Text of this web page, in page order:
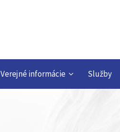
Verejné informácie Služby